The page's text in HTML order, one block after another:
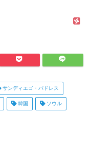
サンディエゴ・パドレス
韓国 ソウル